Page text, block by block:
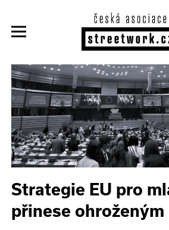
Strategie EU pro
přinese ohroženým